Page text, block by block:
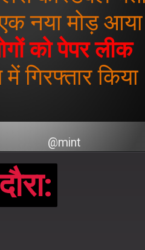
नया मोड़ आया
को पेपर लीक
गिरफ्तार किया
@mint